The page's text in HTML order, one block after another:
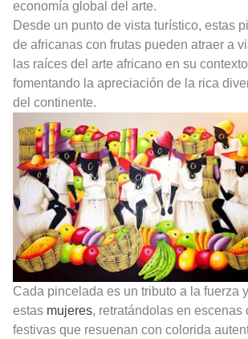
economía global del arte.
Desde un punto de vista turístico, estas
de africanas con frutas pueden atraer a
las raíces del arte africano en su
fomentando la apreciación de la rica
del continente.
Cada pincelada es un tributo a la fuerza
estas mujeres, retratándolas en escenas
festivas que resuenan con colorida